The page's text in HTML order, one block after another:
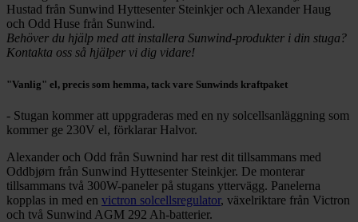
Hustad från Sunwind Hyttesenter Steinkjer och Alexander Haug
och Odd Huse från Sunwind.
Behöver du hjälp med att installera Sunwind-produkter i din stuga?
Kontakta oss så hjälper vi dig vidare!
"Vanlig" el, precis som hemma, tack vare Sunwinds kraftpaket
- Stugan kommer att uppgraderas med en ny solcellsanläggning som
kommer ge 230V el, förklarar Halvor.
Alexander och Odd från Suwnind har rest dit tillsammans med
Oddbjørn från Sunwind Hyttesenter Steinkjer. De monterar
tillsammans två 300W-paneler på stugans yttervägg. Panelerna
kopplas in med en victron solcellsregulator, växelriktare från Victron
och två Sunwind AGM 292 Ah-batterier.